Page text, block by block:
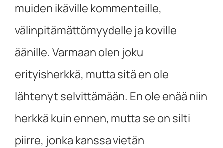
muiden ikäville kommenteille,
välinpitämättömyydelle ja koville
äänille. Varmaan olen joku
erityisherkkä, mutta sitä en ole
lähtenyt selvittämään. En ole enää niin
herkkä kuin ennen, mutta se on silti
piirre, jonka kanssa vietän